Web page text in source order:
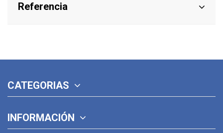
Referencia
CATEGORIAS
INFORMACIÓN